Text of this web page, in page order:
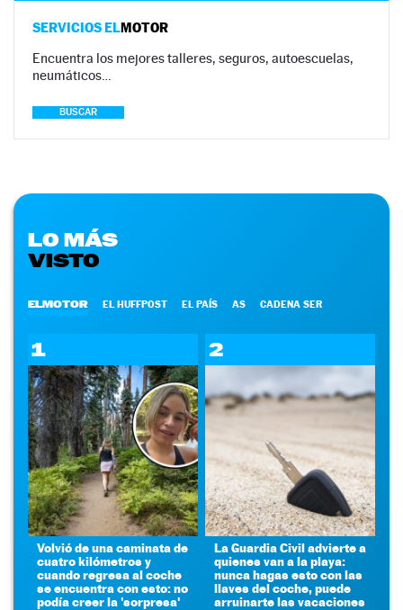
SERVICIOS ELMOTOR
Encuentra los mejores talleres, seguros, autoescuelas,
neumáticos…
BUSCAR
LO MÁS
VISTO
ELMOTOR EL HUFFPOST EL PAÍS AS CADENA SER
1
Volvió de una caminata de
cuatro kilómetros y
cuando regresa al coche
se encuentra con esto: no
podía creer la 'sorpresa'
2
La Guardia Civil advierte a
quienes van a la playa:
nunca hagas esto con las
llaves del coche, puede
arruinarte las vacaciones